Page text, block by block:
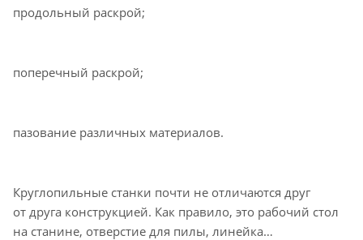
продольный раскрой;
поперечный раскрой;
пазование различных материалов.
Круглопильные станки почти не отличаются друг
от друга конструкцией. Как правило, это рабочий стол
на станине, отверстие для пилы, линейка